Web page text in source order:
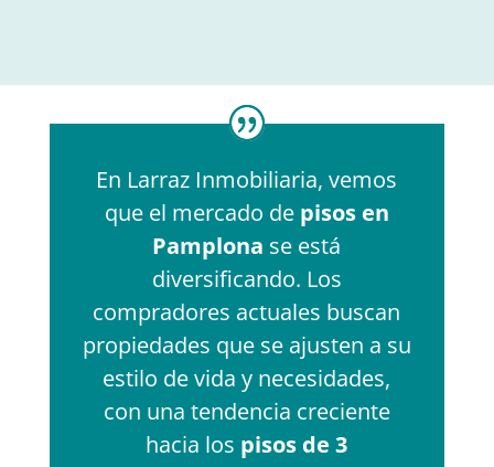
En Larraz Inmobiliaria, vemos
que el mercado de pisos en
Pamplona se está
diversificando. Los
compradores actuales buscan
propiedades que se ajusten a su
estilo de vida y necesidades,
con una tendencia creciente
hacia los pisos de 3